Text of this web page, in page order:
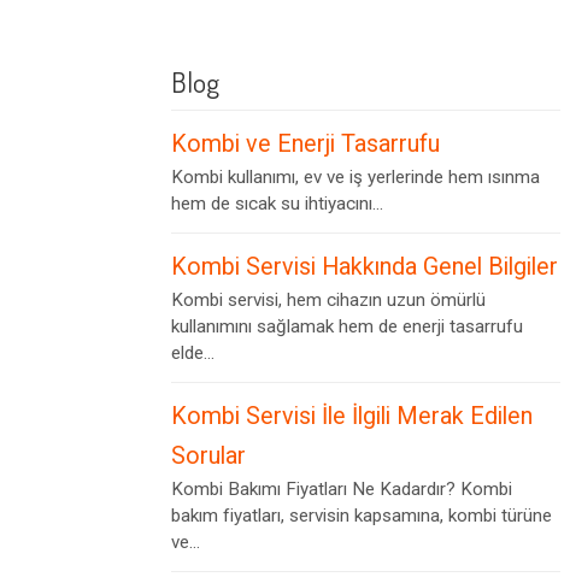
Blog
Kombi ve Enerji Tasarrufu
Kombi kullanımı, ev ve iş yerlerinde hem ısınma
hem de sıcak su ihtiyacını...
Kombi Servisi Hakkında Genel Bilgiler
Kombi servisi, hem cihazın uzun ömürlü
kullanımını sağlamak hem de enerji tasarrufu
elde...
Kombi Servisi İle İlgili Merak Edilen
Sorular
Kombi Bakımı Fiyatları Ne Kadardır? Kombi
bakım fiyatları, servisin kapsamına, kombi türüne
ve...